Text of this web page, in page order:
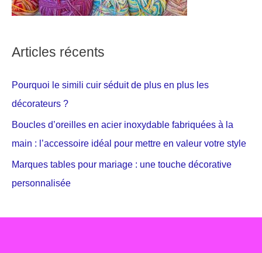
Articles récents
Pourquoi le simili cuir séduit de plus en plus les
décorateurs ?
Boucles d’oreilles en acier inoxydable fabriquées à la
main : l’accessoire idéal pour mettre en valeur votre style
Marques tables pour mariage : une touche décorative
personnalisée